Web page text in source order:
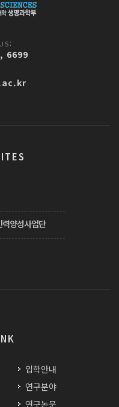
6699
양성사업단
입학안내
연구분야
연구논문